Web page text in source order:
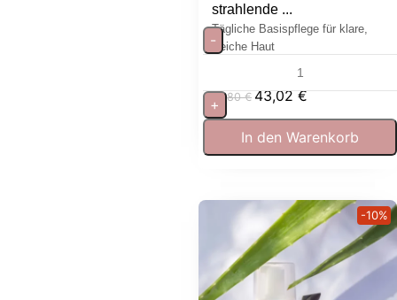
strahlende ...
Tägliche Basispflege für klare,
weiche Haut
47,80€ 43,02€
-
+
In den Warenkorb
-10%